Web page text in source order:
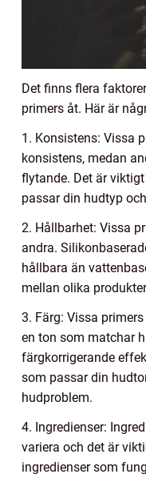
Det finns flera
primers åt. Här är
1. Konsistens: Vissa
konsistens, medan
flytande. Det är
passar din hudtyp
2. Hållbarhet: Vissa
andra.
hållbara än
mellan olika
3. Färg: Vissa
en ton som matchar
färgkorrigerande
som passar din
hudproblem.
4. Ingredienser:
variera och det är
ingredienser som